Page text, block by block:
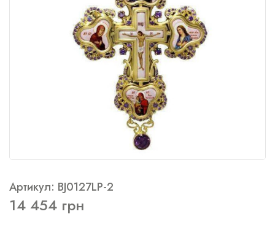
Артикул: BJ0127LP-2
14 454 грн